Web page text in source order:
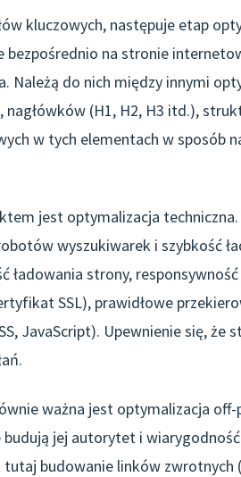
kluczowych, następuje etap
bezpośrednio na stronie
Należą do nich między innymi
(H1, H2, H3 itd.),
w tych elementach w sposób
jest optymalizacja
wyszukiwarek i szybkość
ładowania strony,
SSL), prawidłowe
JavaScript). Upewnienie się, że
ważna jest optymalizacja off-
jej autorytet i
budowanie linków zwrotnych